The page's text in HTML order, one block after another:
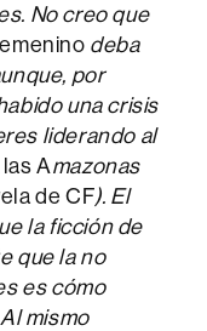
No creo que
deba
por
una crisis
liderando al
Amazonas
de CF). El
la ficción de
que la no
es cómo
mismo